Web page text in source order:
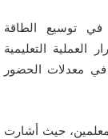
توسيع الطاقة
دعم استقرار العملية التعليمية
معدلات الحضور
حيث أشارت